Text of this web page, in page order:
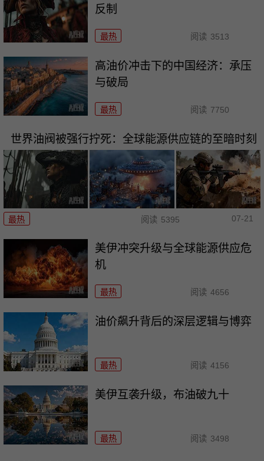
反制
最热 阅读 3513
高油价冲击下的中国经济：承压
与破局
最热 阅读 7750
世界油阀被强行拧死：全球能源供应链的至暗时刻
最热 阅读 5395 07-21
美伊冲突升级与全球能源供应危
机
最热 阅读 4656
油价飙升背后的深层逻辑与博弈
最热 阅读 4156
美伊互袭升级，布油破九十
最热 阅读 3498